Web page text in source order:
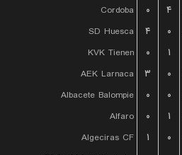
Cordoba
۰ ۴
SD Huesca
۴ ۰
KVK Tienen
۰ ۱
AEK Larnaca
۳ ۰
Albacete Balompie
۰ ۰
Alfaro
۰ ۱
Algeciras CF
۱ ۰